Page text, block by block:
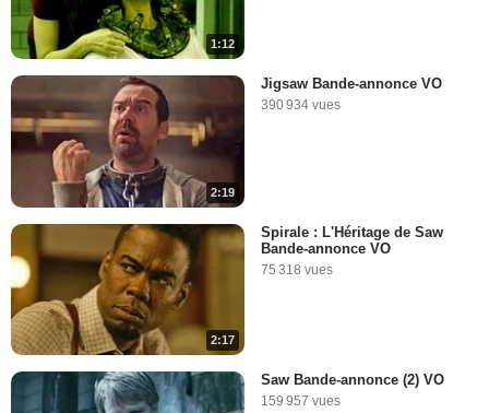
1:12
2:19
Jigsaw Bande-annonce VO
390 934 vues
2:17
Spirale : L'Héritage de Saw
Bande-annonce VO
75 318 vues
Saw Bande-annonce (2) VO
159 957 vues